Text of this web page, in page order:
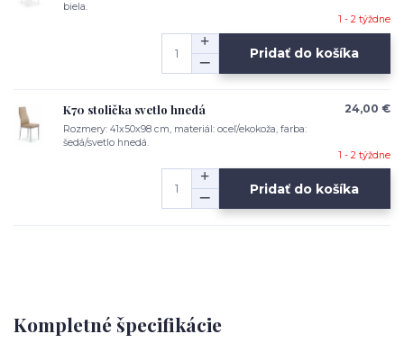
biela.
1 - 2 týždne
Pridať do košíka
K70 stolička svetlo hnedá
Rozmery: 41x50x98 cm, materiál: oceľ/ekokoža, farba:
šedá/svetlo hnedá.
24,00 €
1 - 2 týždne
Pridať do košíka
Kompletné špecifikácie